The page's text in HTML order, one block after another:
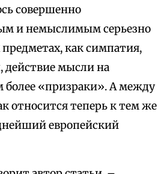
совершенно
и немыслимым серьезно
как симпатия,
действие мысли на
более «призраки». А между
относится теперь к тем же
европейский